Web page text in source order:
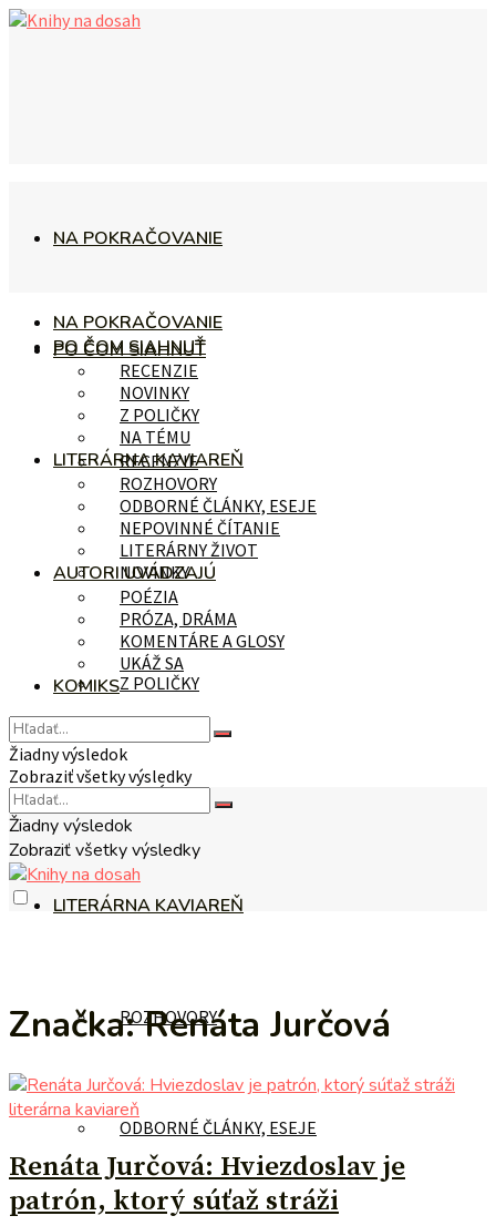
NA POKRAČOVANIE
PO ČOM SIAHNUŤ
RECENZIE
NOVINKY
Z POLIČKY
NA TÉMU
LITERÁRNA KAVIAREŇ
ROZHOVORY
ODBORNÉ ČLÁNKY, ESEJE
NA POKRAČOVANIE
PO ČOM SIAHNUŤ
RECENZIE
NOVINKY
Z POLIČKY
NA TÉMU
LITERÁRNA KAVIAREŇ
ROZHOVORY
ODBORNÉ ČLÁNKY, ESEJE
NEPOVINNÉ ČÍTANIE
LITERÁRNY ŽIVOT
AUTORI UVÁDZAJÚ
POÉZIA
PRÓZA, DRÁMA
KOMENTÁRE A GLOSY
UKÁŽ SA
KOMIKS
Žiadny výsledok
Zobraziť všetky výsledky
Žiadny výsledok
Zobraziť všetky výsledky
Značka:Renáta Jurčová
literárna kaviareň
Renáta Jurčová: Hviezdoslav je
patrón, ktorý súťaž stráži